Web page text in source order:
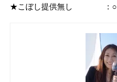
★こぼし提供無し ：○